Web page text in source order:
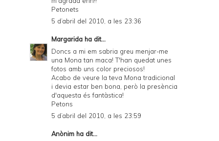
Petonets
5 d’abril del 2010, a les 23:36
Margarida ha dit...
Doncs a mi em sabria greu menjar-me
una Mona tan maca! T'han quedat unes
fotos amb uns color preciosos!
Acabo de veure la teva Mona tradicional
i devia estar ben bona, però la presència
d'aquesta és fantàstica!
Petons
5 d’abril del 2010, a les 23:59
Anònim ha dit...